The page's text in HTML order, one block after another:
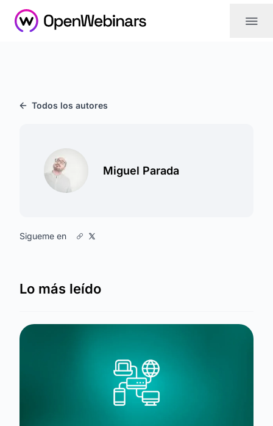
|||
Todos los autores
Miguel Parada
Sigueme en
Lo más leído